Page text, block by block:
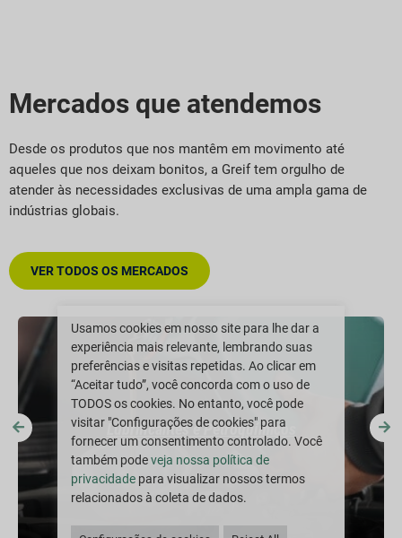
Mercados que atendemos
Desde os produtos que nos mantêm em movimento até
aqueles que nos deixam bonitos, a Greif tem orgulho de
atender às necessidades exclusivas de uma ampla gama de
indústrias globais.
VER TODOS OS MERCADOS
Lubrificantes e Petroquímicos
Usamos cookies em nosso site para lhe dar a
experiência mais relevante, lembrando suas
preferências e visitas repetidas. Ao clicar em
“Aceitar tudo”, você concorda com o uso de
TODOS os cookies. No entanto, você pode
visitar "Configurações de cookies" para
fornecer um consentimento controlado. Você
também podeveja nossa política de
privacidade para visualizar nossos termos
relacionados à coleta de dados.